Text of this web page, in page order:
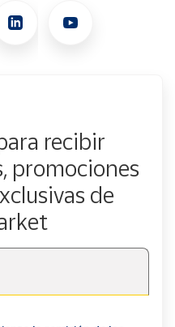
recibir
promociones
de